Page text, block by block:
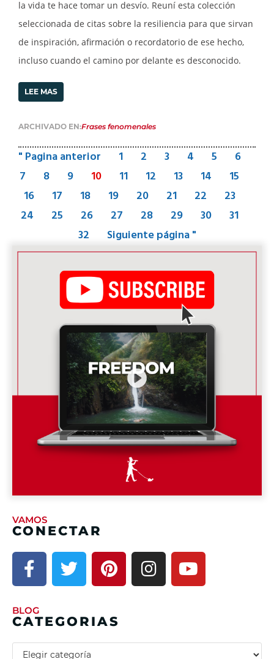
la vida te hace tomar un desvío. Reuní esta colección
seleccionada de citas sobre la resiliencia para que sirvan
de inspiración, afirmación o recordatorio de ese hecho,
incluso cuando el camino por delante es desconocido.
LEE MAS
ARCHIVADO EN:Frases fenomenales
" Pagina anterior 1 2 3 4 5
6
7
8 9 10 11 12 13 14
15
16
17 18 19 20 21 22
23
24
25 26 27 28 29 30
31
32
Siguiente página "
VAMOS
CONECTAR
BLOG
CATEGORIAS